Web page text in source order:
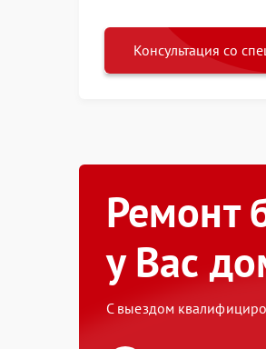
Консультация со
Ремонт
у Вас
С выездом